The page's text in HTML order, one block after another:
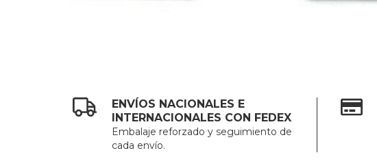
ENVÍOS NACIONALES E
INTERNACIONALES CON FEDEX
Embalaje reforzado y seguimiento de
cada envío.